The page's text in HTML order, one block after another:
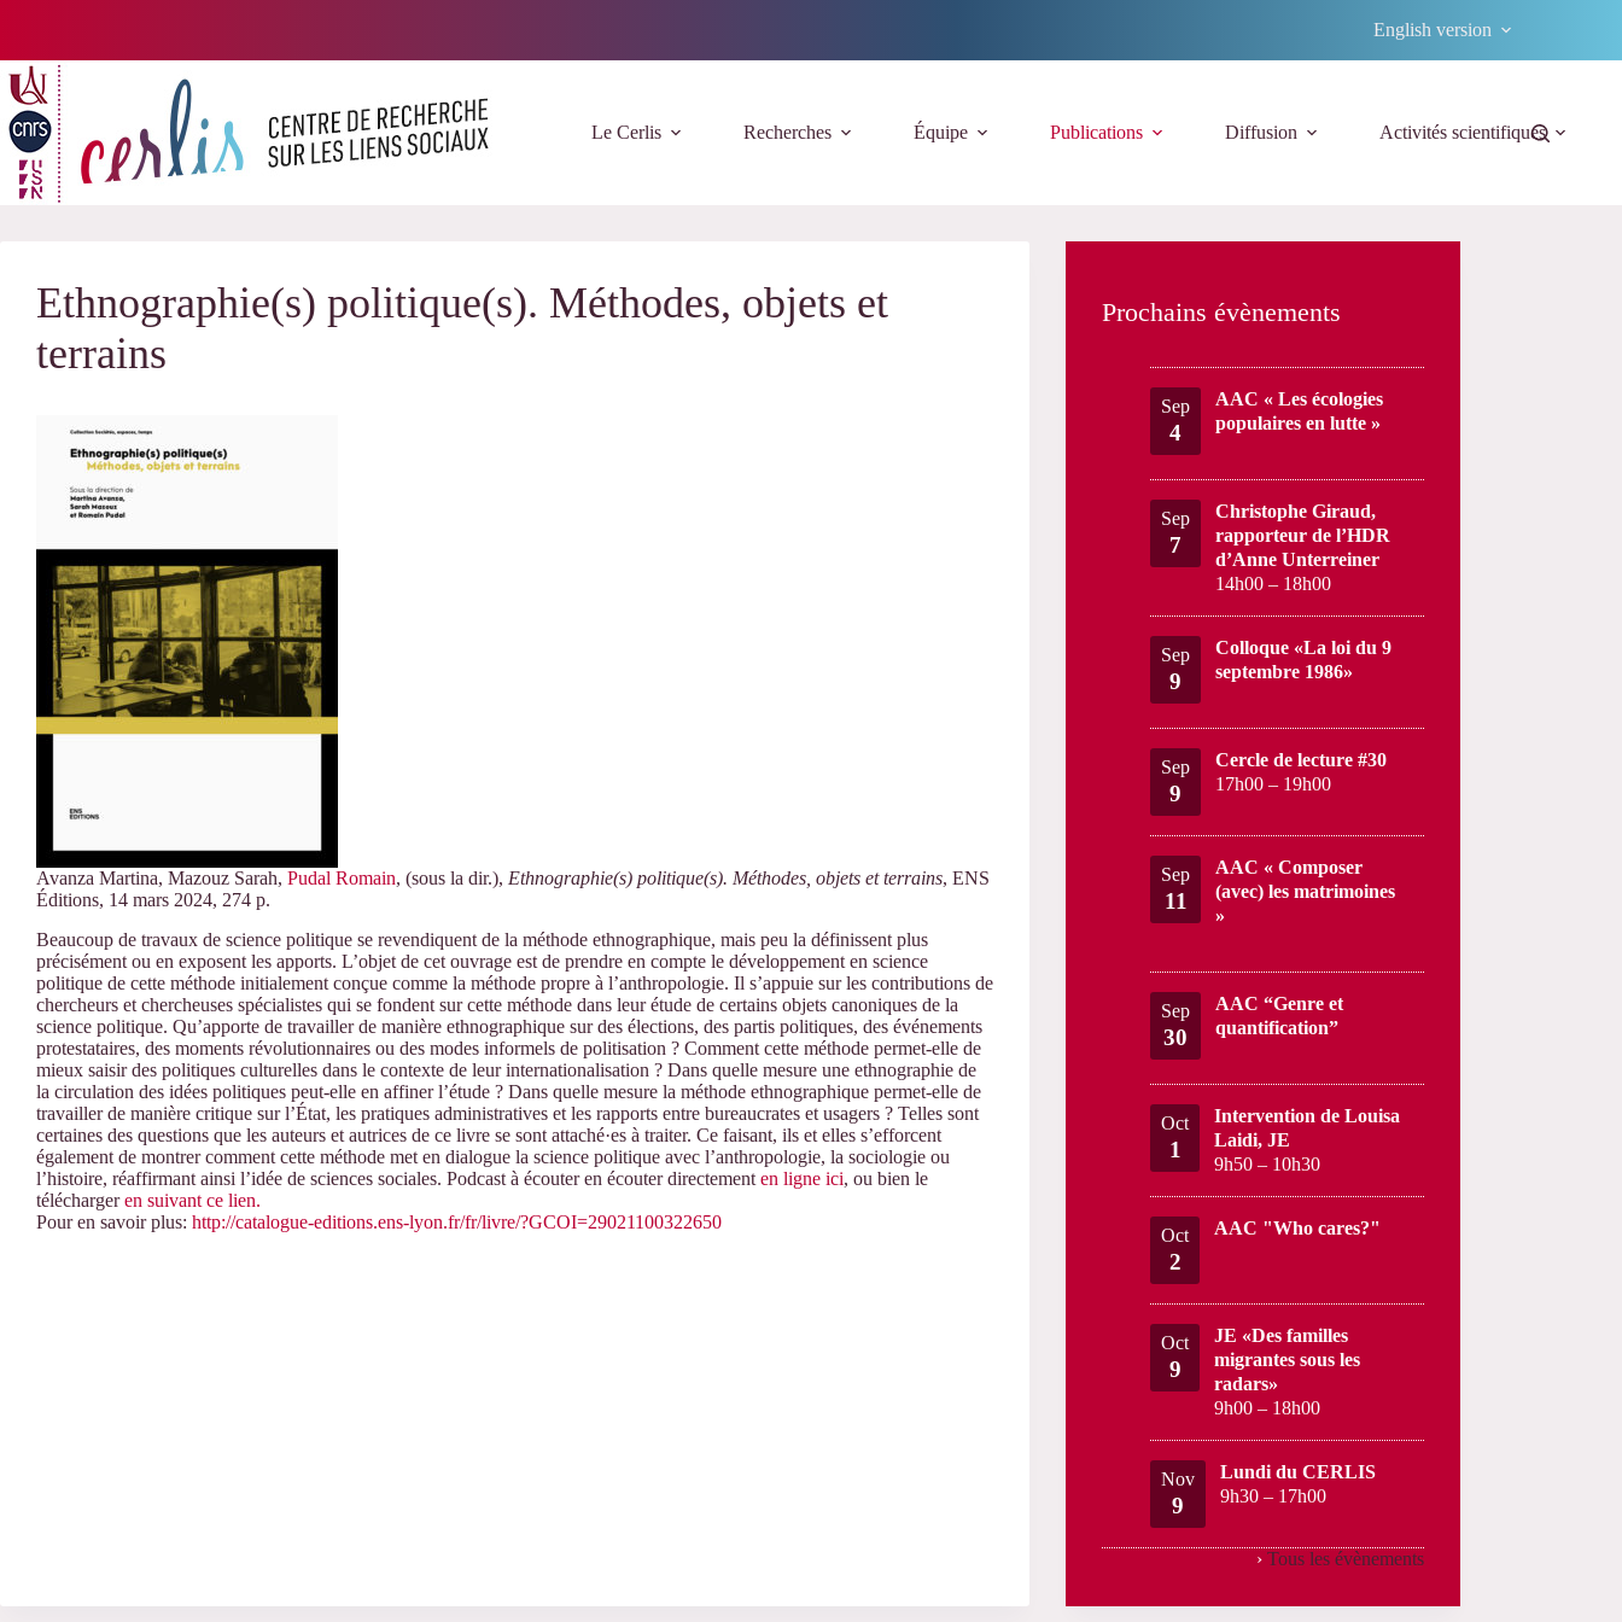
English version
Le Cerlis Recherches Équipe Publications Diffusion Activités scientifiques
Ethnographie(s) politique(s). Méthodes, objets et
terrains
Avanza Martina, Mazouz Sarah, Pudal Romain, (sous la dir.), Ethnographie(s) politique(s). Méthodes, objets et terrains, ENS
Éditions, 14 mars 2024, 274 p.
Beaucoup de travaux de science politique se revendiquent de la méthode ethnographique, mais peu la définissent plus
précisément ou en exposent les apports. L’objet de cet ouvrage est de prendre en compte le développement en science
politique de cette méthode initialement conçue comme la méthode propre à l’anthropologie. Il s’appuie sur les contributions de
chercheurs et chercheuses spécialistes qui se fondent sur cette méthode dans leur étude de certains objets canoniques de la
science politique. Qu’apporte de travailler de manière ethnographique sur des élections, des partis politiques, des événements
protestataires, des moments révolutionnaires ou des modes informels de politisation ? Comment cette méthode permet-elle de
mieux saisir des politiques culturelles dans le contexte de leur internationalisation ? Dans quelle mesure une ethnographie de
la circulation des idées politiques peut-elle en affiner l’étude ? Dans quelle mesure la méthode ethnographique permet-elle de
travailler de manière critique sur l’État, les pratiques administratives et les rapports entre bureaucrates et usagers ? Telles sont
certaines des questions que les auteurs et autrices de ce livre se sont attaché·es à traiter. Ce faisant, ils et elles s’efforcent
également de montrer comment cette méthode met en dialogue la science politique avec l’anthropologie, la sociologie ou
l’histoire, réaffirmant ainsi l’idée de sciences sociales. Podcast à écouter en écouter directement en ligne ici, ou bien le
téléchargeren suivant ce lien.
Pour en savoir plus: http://catalogue-editions.ens-lyon.fr/fr/livre/?GCOI=29021100322650
Prochains évènements
Sep
4
AAC « Les écologies
populaires en lutte »
Sep
7
Christophe Giraud,
rapporteur de l’HDR
d’Anne Unterreiner
14h00 – 18h00
Sep
9
Colloque «La loi du 9
septembre 1986»
Sep
9
Cercle de lecture #30
17h00 – 19h00
Sep
11
AAC « Composer
(avec) les matrimoines
»
Sep
30
AAC “Genre et
quantification”
Oct
1
Intervention de Louisa
Laidi, JE
9h50 – 10h30
Oct
2
AAC "Who cares?"
Oct
9
JE «Des familles
migrantes sous les
radars»
9h00 – 18h00
Nov
9
Lundi du CERLIS
9h30 – 17h00
› Tous les évènements